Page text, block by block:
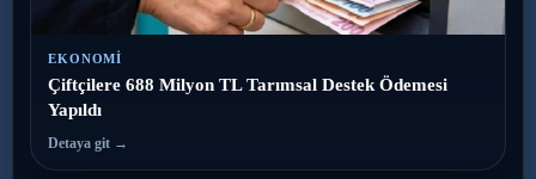
EKONOMI
Çiftçilere 688 Milyon TL Tarımsal Destek Ödemesi
Yapıldı
Detaya git →